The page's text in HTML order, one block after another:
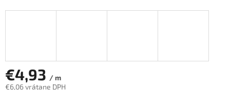
€4,93 / m
€6,06 vrátane DPH